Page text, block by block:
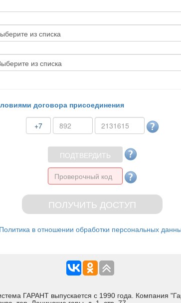
договора присоединения
+7
Политика в отношении обработки персональных
выпускается с 1990 года. Компания